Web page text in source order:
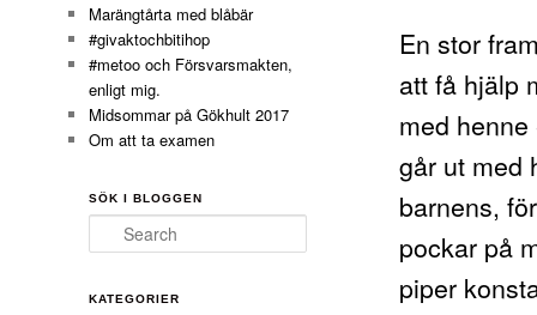
En stor
attfå hjälp
med
går ut med
barnens,
pockar på
piper
Marängtårta med blåbär
#givaktochbitihop
#metoo och Försvarsmakten,
enligt mig.
Midsommar på Gökhult 2017
Om att ta examen
SÖK I BLOGGEN
Search
KATEGORIER